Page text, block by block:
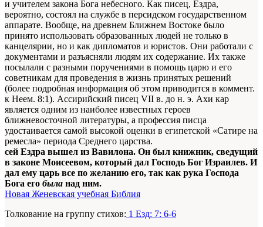
и учителем закона Бога небесного. Как писец, Ездра,
вероятно, состоял на службе в персидском государственном
аппарате. Вообще, на древнем Ближнем Востоке было
принято использовать образованных людей не только в
канцелярии, но и как дипломатов и юристов. Они работали с
документами и разъясняли людям их содержание. Их также
посылали с разными поручениями в помощь царю и его
советникам для проведения в жизнь принятых решений
(более подробная информация об этом приводится в коммент.
к Неем. 8:1). Ассирийский писец VII в. до н. э. Ахи кар
является одним из наиболее известных героев
ближневосточной литературы, а профессия писца
удостаивается самой высокой оценки в египетской «Сатире на
ремесла» периода Среднего царства.
сей Ездра вышел из Вавилона. Он был книжник, сведущий
в законе Моисеевом, который дал Господь Бог Израилев. И
дал ему царь все по желанию его, так как рука Господа
Бога его была над ним.
Новая Женевская учебная Библия
Толкование на группу стихов: 1 Езд: 7: 6-6